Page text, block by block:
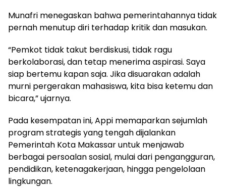
Munafri menegaskan bahwa pemerintahannya tidak
pernah menutup diri terhadap kritik dan masukan.
“Pemkot tidak takut berdiskusi, tidak ragu
berkolaborasi, dan tetap menerima aspirasi. Saya
siap bertemu kapan saja. Jika disuarakan adalah
murni pergerakan mahasiswa, kita bisa ketemu dan
bicara,” ujarnya.
Pada kesempatan ini, Appi memaparkan sejumlah
program strategis yang tengah dijalankan
Pemerintah Kota Makassar untuk menjawab
berbagai persoalan sosial, mulai dari pengangguran,
pendidikan, ketenagakerjaan, hingga pengelolaan
lingkungan.